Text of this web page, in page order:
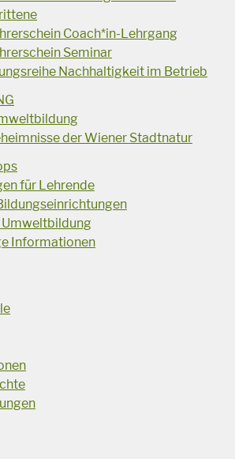
Coach*in-Lehrgang
Seminar
Nachhaltigkeit im Betrieb
der Wiener Stadtnatur
für Lehrende
Informationen